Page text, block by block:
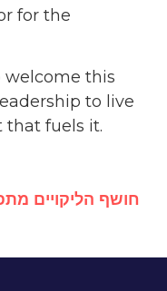
for the
welcome this
to live
that fuels it.